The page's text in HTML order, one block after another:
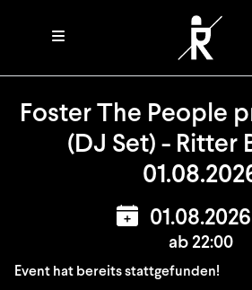
Foster The People
(DJ Set) - Ritter
01.08.2026
ab 22:00
Event hat bereits stattgefunden!